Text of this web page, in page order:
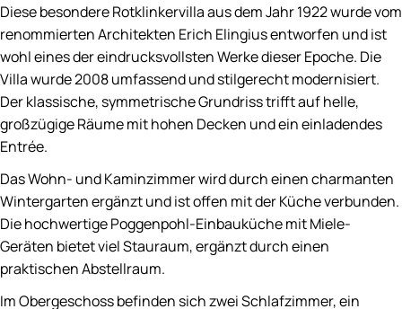
Diese besondere Rotklinkervilla aus dem Jahr 1922 wurde vom
renommierten Architekten Erich Elingius entworfen und ist
wohl eines der eindrucksvollsten Werke dieser Epoche. Die
Villa wurde 2008 umfassend und stilgerecht modernisiert.
Der klassische, symmetrische Grundriss trifft auf helle,
großzügige Räume mit hohen Decken und ein einladendes
Entrée.
Das Wohn- und Kaminzimmer wird durch einen charmanten
Wintergarten ergänzt und ist offen mit der Küche verbunden.
Die hochwertige Poggenpohl-Einbauküche mit Miele-
Geräten bietet viel Stauraum, ergänzt durch einen
praktischen Abstellraum.
Im Obergeschoss befinden sich zwei Schlafzimmer, ein